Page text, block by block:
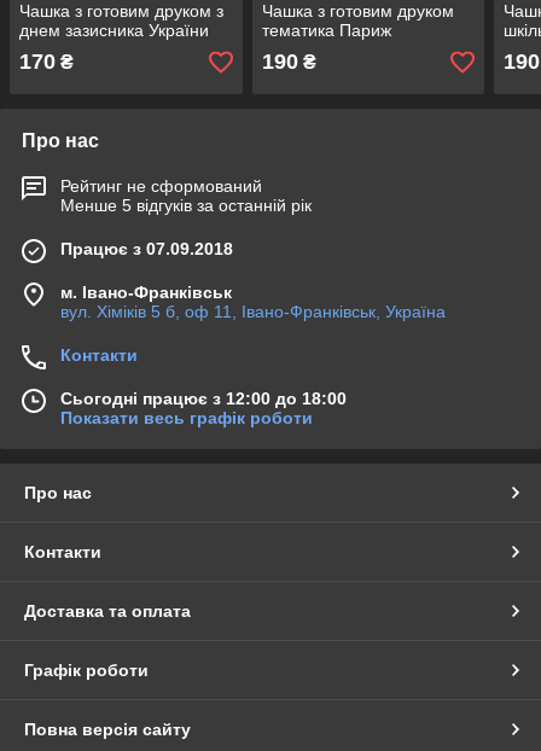
Чашка з готовим друком з
днем зазисника України
170 ₴
Чашка з готовим друком
тематика Париж
190₴ 190
Про нас
Рейтинг не сформований
Менше 5 відгуків за останній рік
Працює з 07.09.2018
м. Івано-Франківськ
вул. Хіміків 5 б, оф 11, Івано-Франківськ, Україна
Контакти
Сьогодні працює з 12:00 до 18:00
Показати весь графік роботи
Про нас
Контакти
Доставка та оплата
Графік роботи
Повна версія сайту